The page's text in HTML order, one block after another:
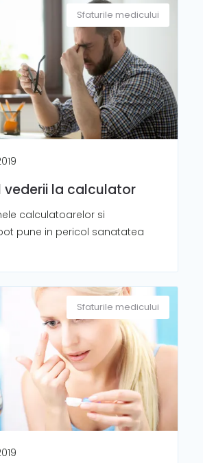
Sfaturile medicului
vederii la calculator
calculatoarelor si
pune in pericol sanatatea
Sfaturile medicului